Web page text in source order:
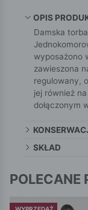
OPIS
Damska
wyposażono
zawieszona
regulowany,
jej również
dołączonym
SKŁAD
POLECANE